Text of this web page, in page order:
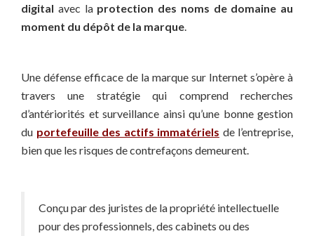
digital avec la protection des noms de domaine au
moment du dépôt de la marque
Une défense efficace de la marque sur Internet s’opère à
travers une stratégie qui comprend recherches
d’antériorités et surveillance ainsi qu’une bonne gestion
du portefeuille des actifs immatériels de l’entreprise,
bien que les risques de contrefaçons demeurent.
Conçu par des juristes de la propriété intellectuelle
pour des professionnels, des cabinets ou des